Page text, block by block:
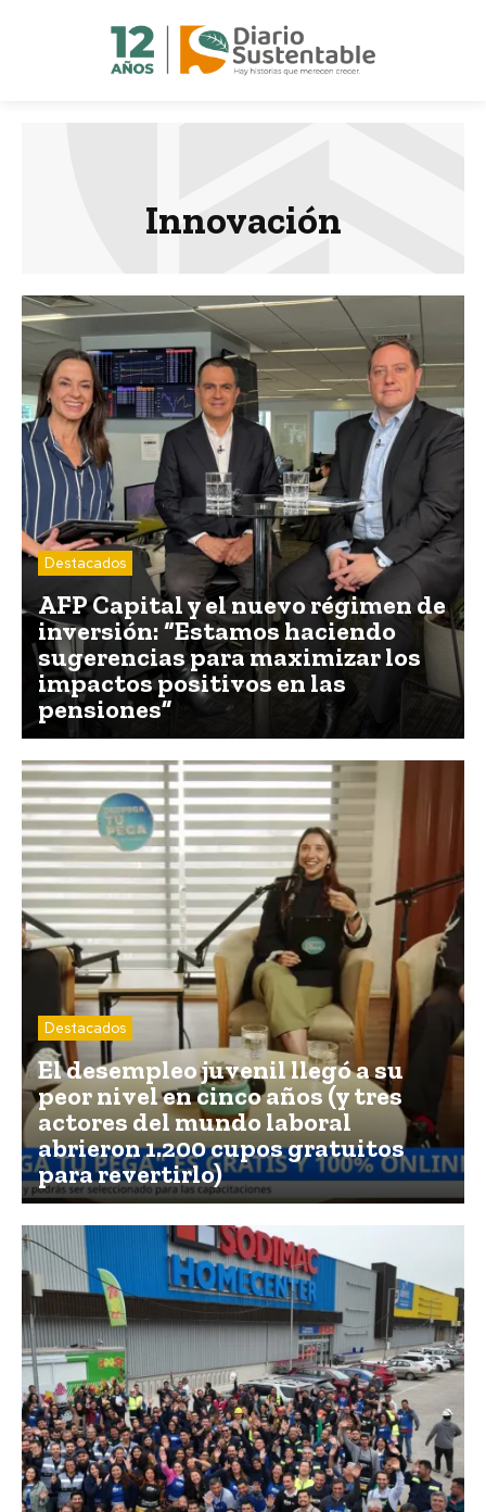
Innovación
Destacados
AFP Capital y el nuevo régimen de
inversión: “Estamos haciendo
sugerencias para maximizar los
impactos positivos en las
pensiones”
Destacados
El desempleo juvenil llegó a su
peor nivel en cinco años (y tres
actores del mundo laboral
abrieron 1.200 cupos gratuitos
para revertirlo)